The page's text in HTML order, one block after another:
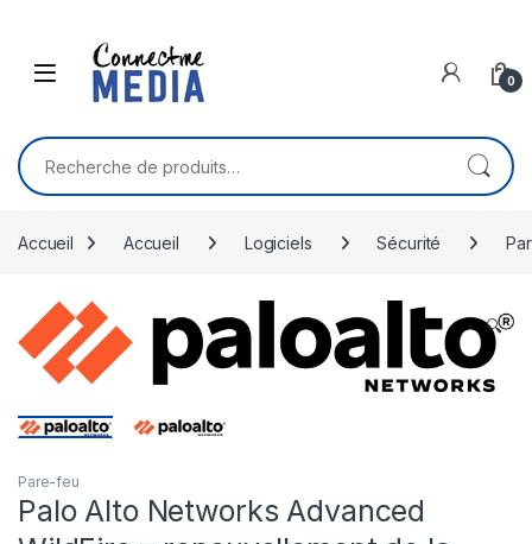
0
Recherche pour :
Accueil Accueil Logiciels Sécurité
🔍
Pare-feu
Palo Alto Networks Advanced